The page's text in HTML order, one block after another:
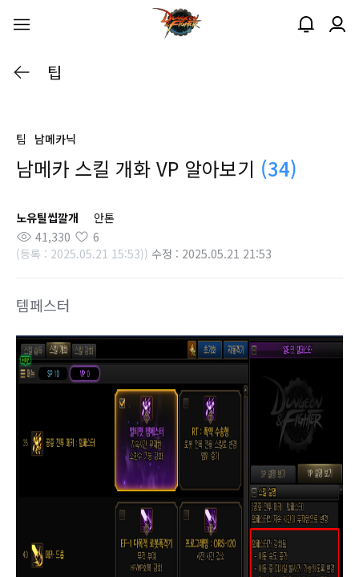
팁
팁 남메카닉
남메카 스킬 개화 VP 알아보기 (34)
노유틸씹깔개
안톤
41,330
6
(등록 : 2025.05.21 15:53)) 수정 : 2025.05.21 21:53
템페스터